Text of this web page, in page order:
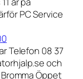
PC Service
Telefon 08 37
och
Öppet